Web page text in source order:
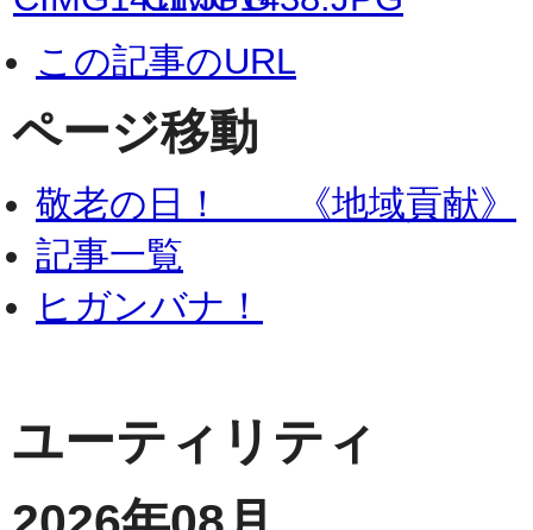
この記事のURL
ページ移動
敬老の日！ 《地域貢献》
記事一覧
ヒガンバナ！
ユーティリティ